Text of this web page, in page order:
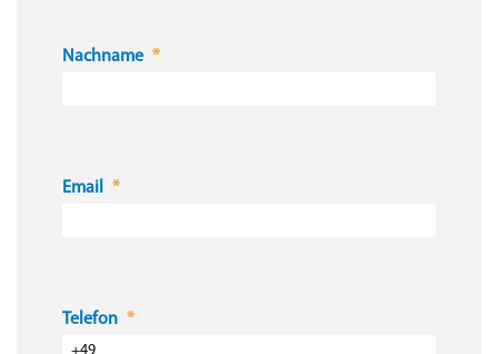
Nachname
Email
Telefon